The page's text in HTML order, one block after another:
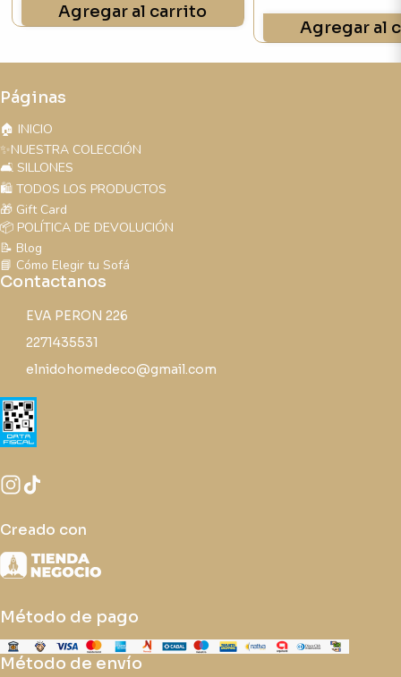
Agregar al carrito
Agregar al
Páginas
🏠 INICIO
✨NUESTRA COLECCIÓN
🛋️ SILLONES
🛍️ TODOS LOS PRODUCTOS
🎁 Gift Card
📦 POLÍTICA DE DEVOLUCIÓN
📝 Blog
📘 Cómo Elegir tu Sofá
Contactanos
EVA PERON 226
2271435531
elnidohomedeco@gmail.com
Creado con
Método de pago
Método de envío